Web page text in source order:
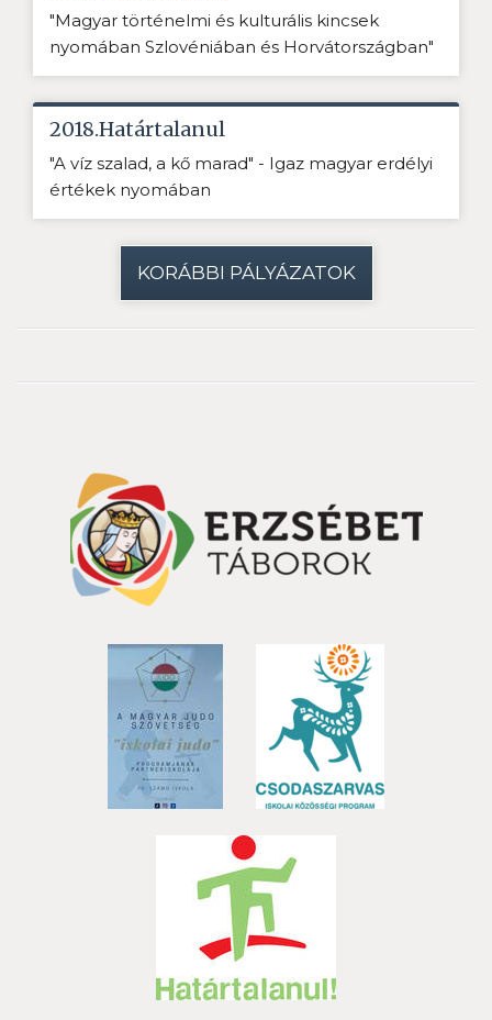
"Magyar történelmi és kulturális kincsek
nyomában Szlovéniában és Horvátországban"
2018.Határtalanul
"A víz szalad, a kő marad" - Igaz magyar erdélyi
értékek nyomában
KORÁBBI PÁLYÁZATOK